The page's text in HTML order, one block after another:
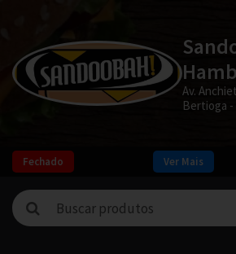
Av.
Bertioga -
Fechado Ver Mais